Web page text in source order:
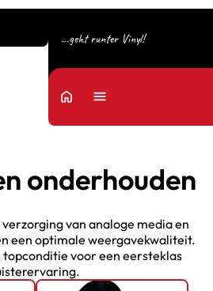
…geht runter Vinyl!
home Menu
onderhouden
van analoge media en
een optimale weergavekwaliteit.
topconditie voor een eersteklas